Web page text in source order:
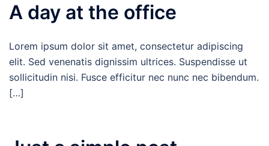
A day at the office
Lorem ipsum dolor sit amet, consectetur adipiscing
elit. Sed venenatis dignissim ultrices. Suspendisse ut
sollicitudin nisi. Fusce efficitur nec nunc nec bibendum.
[…]